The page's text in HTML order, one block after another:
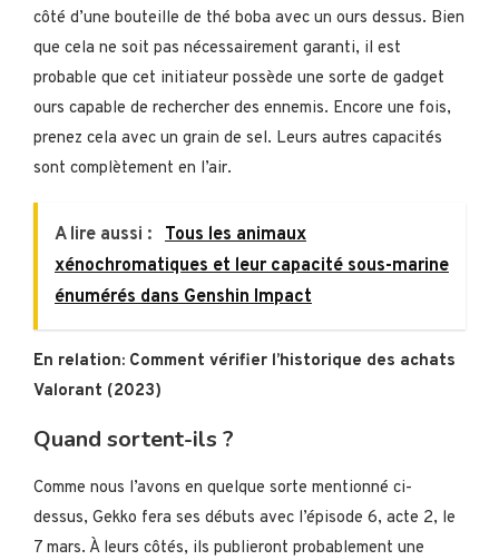
côté d’une bouteille de thé boba avec un ours dessus. Bien
que cela ne soit pas nécessairement garanti, il est
probable que cet initiateur possède une sorte de gadget
ours capable de rechercher des ennemis. Encore une fois,
prenez cela avec un grain de sel. Leurs autres capacités
sont complètement en l’air.
A lire aussi :
Tous les animaux
xénochromatiques et leur capacité sous-marine
énumérés dans Genshin Impact
En relation: Comment vérifier l’historique des achats
Valorant (2023)
Quand sortent-ils ?
Comme nous l’avons en quelque sorte mentionné ci-
dessus, Gekko fera ses débuts avec l’épisode 6, acte 2, le
7 mars. À leurs côtés, ils publieront probablement une